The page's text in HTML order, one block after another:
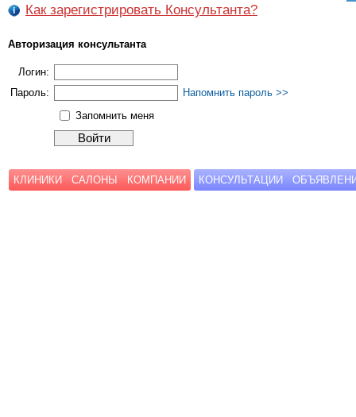
Как зарегистрировать Консультанта?
Авторизация консультанта
Логин:
Пароль:
Напомнить пароль >>
Запомнить меня
КЛИНИКИ САЛОНЫ КОМПАНИИ КОНСУЛЬТАЦИИ